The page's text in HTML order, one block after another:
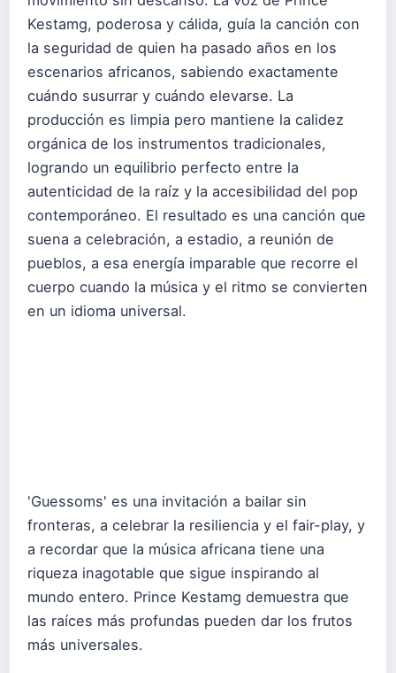
Kestamg, poderosa y cálida, guía la canción con
la seguridad de quien ha pasado años en los
escenarios africanos, sabiendo exactamente
cuándo susurrar y cuándo elevarse. La
producción es limpia pero mantiene la calidez
orgánica de los instrumentos tradicionales,
logrando un equilibrio perfecto entre la
autenticidad de la raíz y la accesibilidad del pop
contemporáneo. El resultado es una canción que
suena a celebración, a estadio, a reunión de
pueblos, a esa energía imparable que recorre el
cuerpo cuando la música y el ritmo se convierten
en un idioma universal.
'Guessoms' es una invitación a bailar sin
fronteras, a celebrar la resiliencia y el fair-play, y
a recordar que la música africana tiene una
riqueza inagotable que sigue inspirando al
mundo entero. Prince Kestamg demuestra que
las raíces más profundas pueden dar los frutos
más universales.